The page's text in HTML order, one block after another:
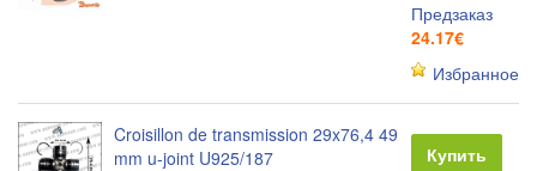
Предзаказ
24.17€
Избранное
Croisillon de transmission 29x76,4 49
mm u-joint U925/187
Купить